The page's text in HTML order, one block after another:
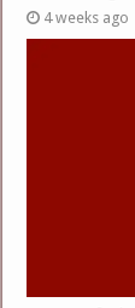
4 weeks ago